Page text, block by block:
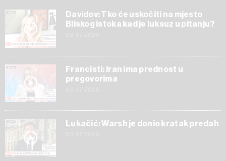
Davidov: Tko će uskočiti na mjesto
Bliskog istoka kad je luksuz u pitanju?
Francisti: Iran ima prednost u
pregovorima
Lukačić: Warsh je donio kratak predah